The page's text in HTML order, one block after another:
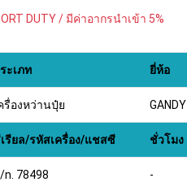
DUTY / มีค่าอากรนำเข้า 5%
ะเภท ยี่ห้อ
รื่องหว่านปุ๋ย GANDY
รียล/รหัสเครื่อง/แชสซี ชั่วโมง
n. 78498 -